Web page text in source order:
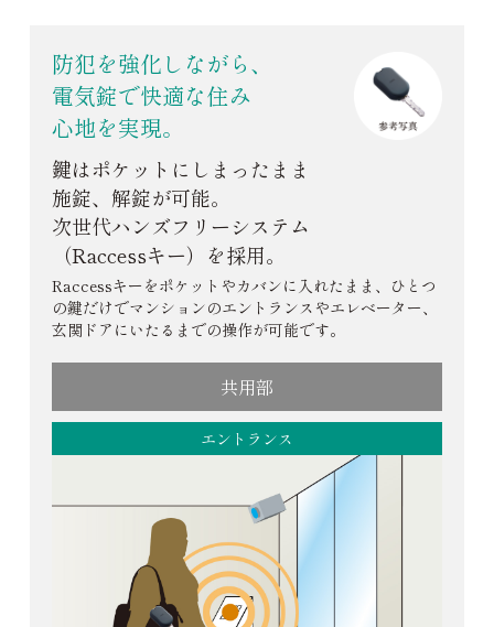
防犯を強化しながら、
電気錠で快適な住み
心地を実現。
鍵はポケットにしまったまま
施錠、解錠が可能。
次世代ハンズフリーシステム
（Raccessキー）を採用。
Raccessキーをポケットやカバンに入れたまま、ひとつ
の鍵だけでマンションのエントランスやエレベーター、
玄関ドアにいたるまでの操作が可能です。
共用部
エントランス